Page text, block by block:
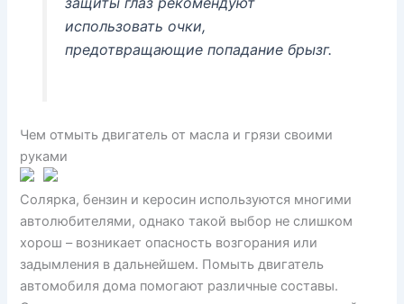
использовать очки,
предотвращающие попадание брызг.
Чем отмыть двигатель от масла и грязи своими
руками
Солярка, бензин и керосин используются многими
автолюбителями, однако такой выбор не слишком
хорош – возникает опасность возгорания или
задымления в дальнейшем. Помыть двигатель
автомобиля дома помогают различные составы.